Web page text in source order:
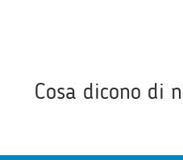
Cosa dicono di